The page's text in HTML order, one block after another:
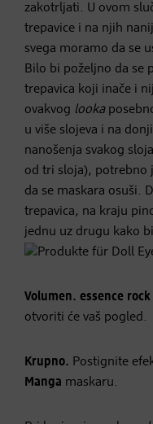
zakotrljati. U ovom
trepavice i na njih
svega moramo da se
Bilo bi poželjno da se
trepavica koji inače i
ovakvog looka
u više slojeva i na
nanošenja svakog
od tri sloja), potrebno
da se maskara osuši.
trepavica, na kraju
jednu uz drugu kako
Volumen. essence rock
otvoriti će vaš pogled.
Krupno. Postignite
Manga maskaru.